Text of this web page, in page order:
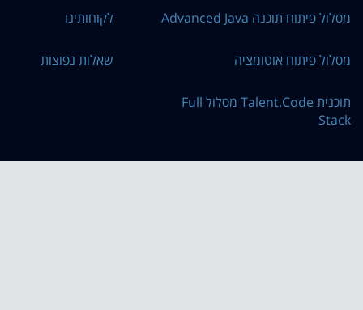
מסלול פיתוח תוכנה Advanced Java
מסלול פיתוח אוטומציה
תוכנית Talent.Code מסלול Full
Stack
לקוחותינו
שאלות נפוצות